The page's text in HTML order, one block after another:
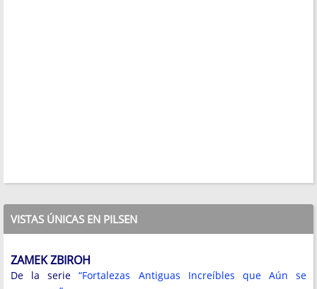
VISTAS ÚNICAS EN PILSEN
ZAMEK ZBIROH
De la serie“Fortalezas Antiguas Increíbles que Aún se